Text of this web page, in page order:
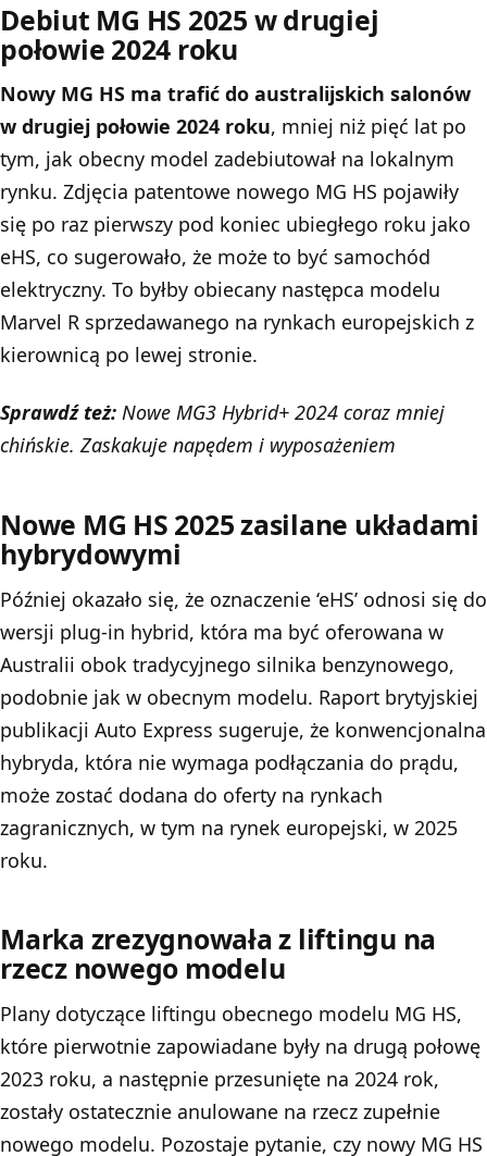
Debiut MG HS 2025 w drugiej
połowie 2024 roku
Nowy MG HS ma trafić do australijskich salonów
w drugiej połowie 2024 roku, mniej niż pięć lat po
tym, jak obecny model zadebiutował na lokalnym
rynku. Zdjęcia patentowe nowego MG HS pojawiły
się po raz pierwszy pod koniec ubiegłego roku jako
eHS, co sugerowało, że może to być samochód
elektryczny. To byłby obiecany następca modelu
Marvel R sprzedawanego na rynkach europejskich z
kierownicą po lewej stronie.
Sprawdź też: Nowe MG3 Hybrid+ 2024 coraz mniej
chińskie. Zaskakuje napędem i wyposażeniem
Nowe MG HS 2025 zasilane układami
hybrydowymi
Później okazało się, że oznaczenie ‘eHS’ odnosi się do
wersji plug-in hybrid, która ma być oferowana w
Australii obok tradycyjnego silnika benzynowego,
podobnie jak w obecnym modelu. Raport brytyjskiej
publikacji Auto Express sugeruje, że konwencjonalna
hybryda, która nie wymaga podłączania do prądu,
może zostać dodana do oferty na rynkach
zagranicznych, w tym na rynek europejski, w 2025
roku.
Marka zrezygnowała z liftingu na
rzecz nowego modelu
Plany dotyczące liftingu obecnego modelu MG HS,
które pierwotnie zapowiadane były na drugą połowę
2023 roku, a następnie przesunięte na 2024 rok,
zostały ostatecznie anulowane na rzecz zupełnie
nowego modelu. Pozostaje pytanie, czy nowy MG HS